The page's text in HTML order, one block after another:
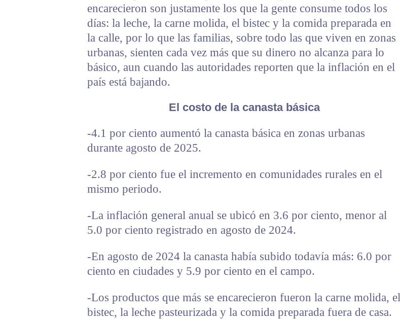
encarecieron son justamente los que la gente consume todos los
días: la leche, la carne molida, el bistec y la comida preparada en
la calle, por lo que las familias, sobre todo las que viven en zonas
urbanas, sienten cada vez más que su dinero no alcanza para lo
básico, aun cuando las autoridades reporten que la inflación en el
país está bajando.
El costo de la canasta básica
-4.1 por ciento aumentó la canasta básica en zonas urbanas
durante agosto de 2025.
-2.8 por ciento fue el incremento en comunidades rurales en el
mismo periodo.
-La inflación general anual se ubicó en 3.6 por ciento, menor al
5.0 por ciento registrado en agosto de 2024.
-En agosto de 2024 la canasta había subido todavía más: 6.0 por
ciento en ciudades y 5.9 por ciento en el campo.
-Los productos que más se encarecieron fueron la carne molida, el
bistec, la leche pasteurizada y la comida preparada fuera de casa.